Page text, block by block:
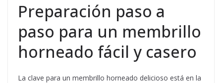
Preparación paso a
paso para un membrillo
horneado fácil y casero
La clave para un membrillo horneado delicioso está en la